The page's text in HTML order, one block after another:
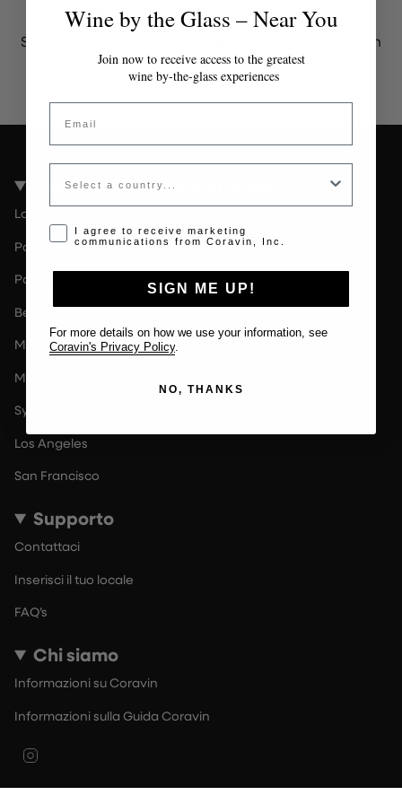
Token non valido o scaduto
Si prega di contattare l'amministratore per un token
valido.
Località della Coravin Guide
Londra
Paris
Paesi Bassi
Berlin
Milano
Melbourne
Sydney
Los Angeles
San Francisco
Supporto
Contattaci
Inserisci il tuo locale
FAQ’s
Chi siamo
Informazioni su Coravin
Informazioni sulla Guida Coravin
Wine by the Glass – Near You
Join now to receive access to the greatest
wine by-the-glass experiences
Email
Country
Opt-in disclaimer
I agree to receive marketing
communications from Coravin, Inc.
SIGN ME UP!
For more details on how we use your information, see
Coravin's Privacy Policy.
NO, THANKS